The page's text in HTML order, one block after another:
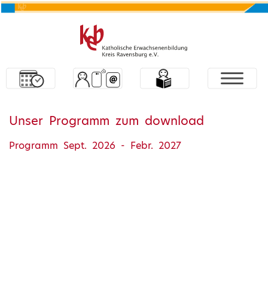
Unser Programm zum download
Programm Sept. 2026 - Febr. 2027